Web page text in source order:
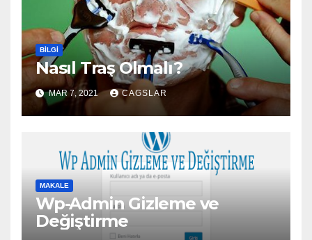
BILGI
Nasıl Traş Olmalı?
MAR 7, 2021 CAGSLAR
MAKALE
Wp-Admin Gizleme ve
Değiştirme